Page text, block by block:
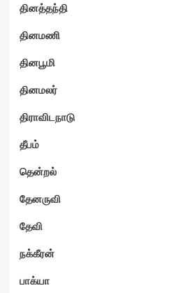
தினத்தந்தி
தினமணி
தினபூமி
தினமலர்
திராவிடநாடு
தீபம்
தென்றல்
தேனருவி
தேவி
நக்கீரன்
பாக்யா